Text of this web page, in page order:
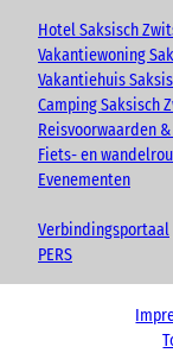
Hotel Saksisch
Vakantiewoning
Vakantiehuis
Camping Saksisch
Reisvoorwaarden &
Fiets- en
Evenementen
Verbindingsportaal
PERS